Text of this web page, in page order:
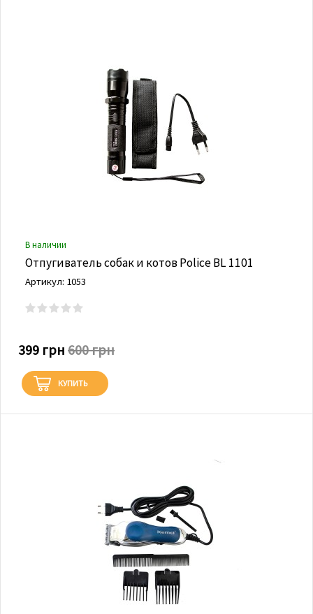
В наличии
Отпугиватель собак и котов Police BL 1101
Артикул: 1053
399 грн 600 грн
КУПИТЬ